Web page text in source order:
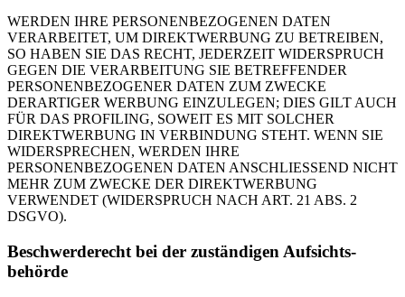
WERDEN IHRE PERSONENBEZOGENEN DATEN
VERARBEITET, UM DIREKTWERBUNG ZU BETREIBEN,
SO HABEN SIE DAS RECHT, JEDERZEIT WIDERSPRUCH
GEGEN DIE VERARBEITUNG SIE BETREFFENDER
PERSONENBEZOGENER DATEN ZUM ZWECKE
DERARTIGER WERBUNG EINZULEGEN; DIES GILT AUCH
FÜR DAS PROFILING, SOWEIT ES MIT SOLCHER
DIREKTWERBUNG IN VERBINDUNG STEHT. WENN SIE
WIDERSPRECHEN, WERDEN IHRE
PERSONENBEZOGENEN DATEN ANSCHLIESSEND NICHT
MEHR ZUM ZWECKE DER DIREKTWERBUNG
VERWENDET (WIDERSPRUCH NACH ART. 21 ABS. 2
DSGVO).
Beschwerde­recht bei der zuständigen Aufsichts­
behörde